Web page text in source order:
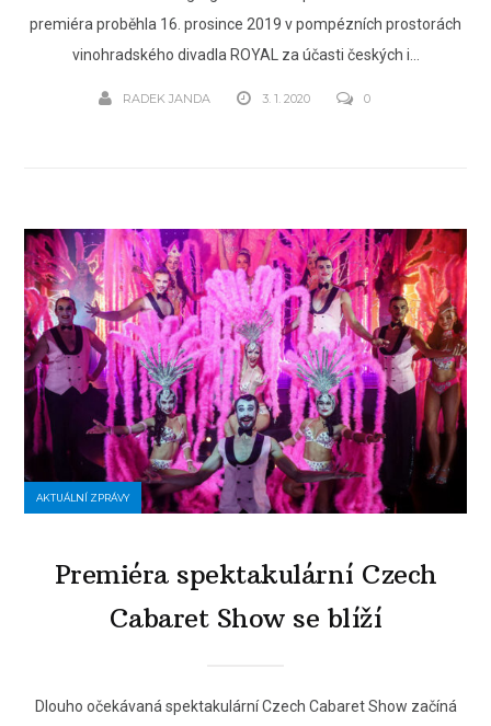
premiéra proběhla 16. prosince 2019 v pompézních prostorách
vinohradského divadla ROYAL za účasti českých i...
RADEK JANDA 3. 1. 2020 0
AKTUÁLNÍ ZPRÁVY
Premiéra spektakulární Czech
Cabaret Show se blíží
Dlouho očekávaná spektakulární Czech Cabaret Show začíná